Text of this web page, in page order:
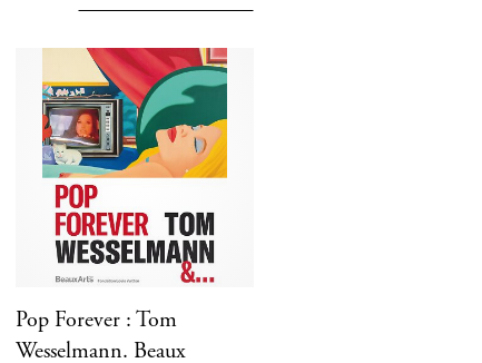
Pop Forever : Tom
Wesselmann. Beaux